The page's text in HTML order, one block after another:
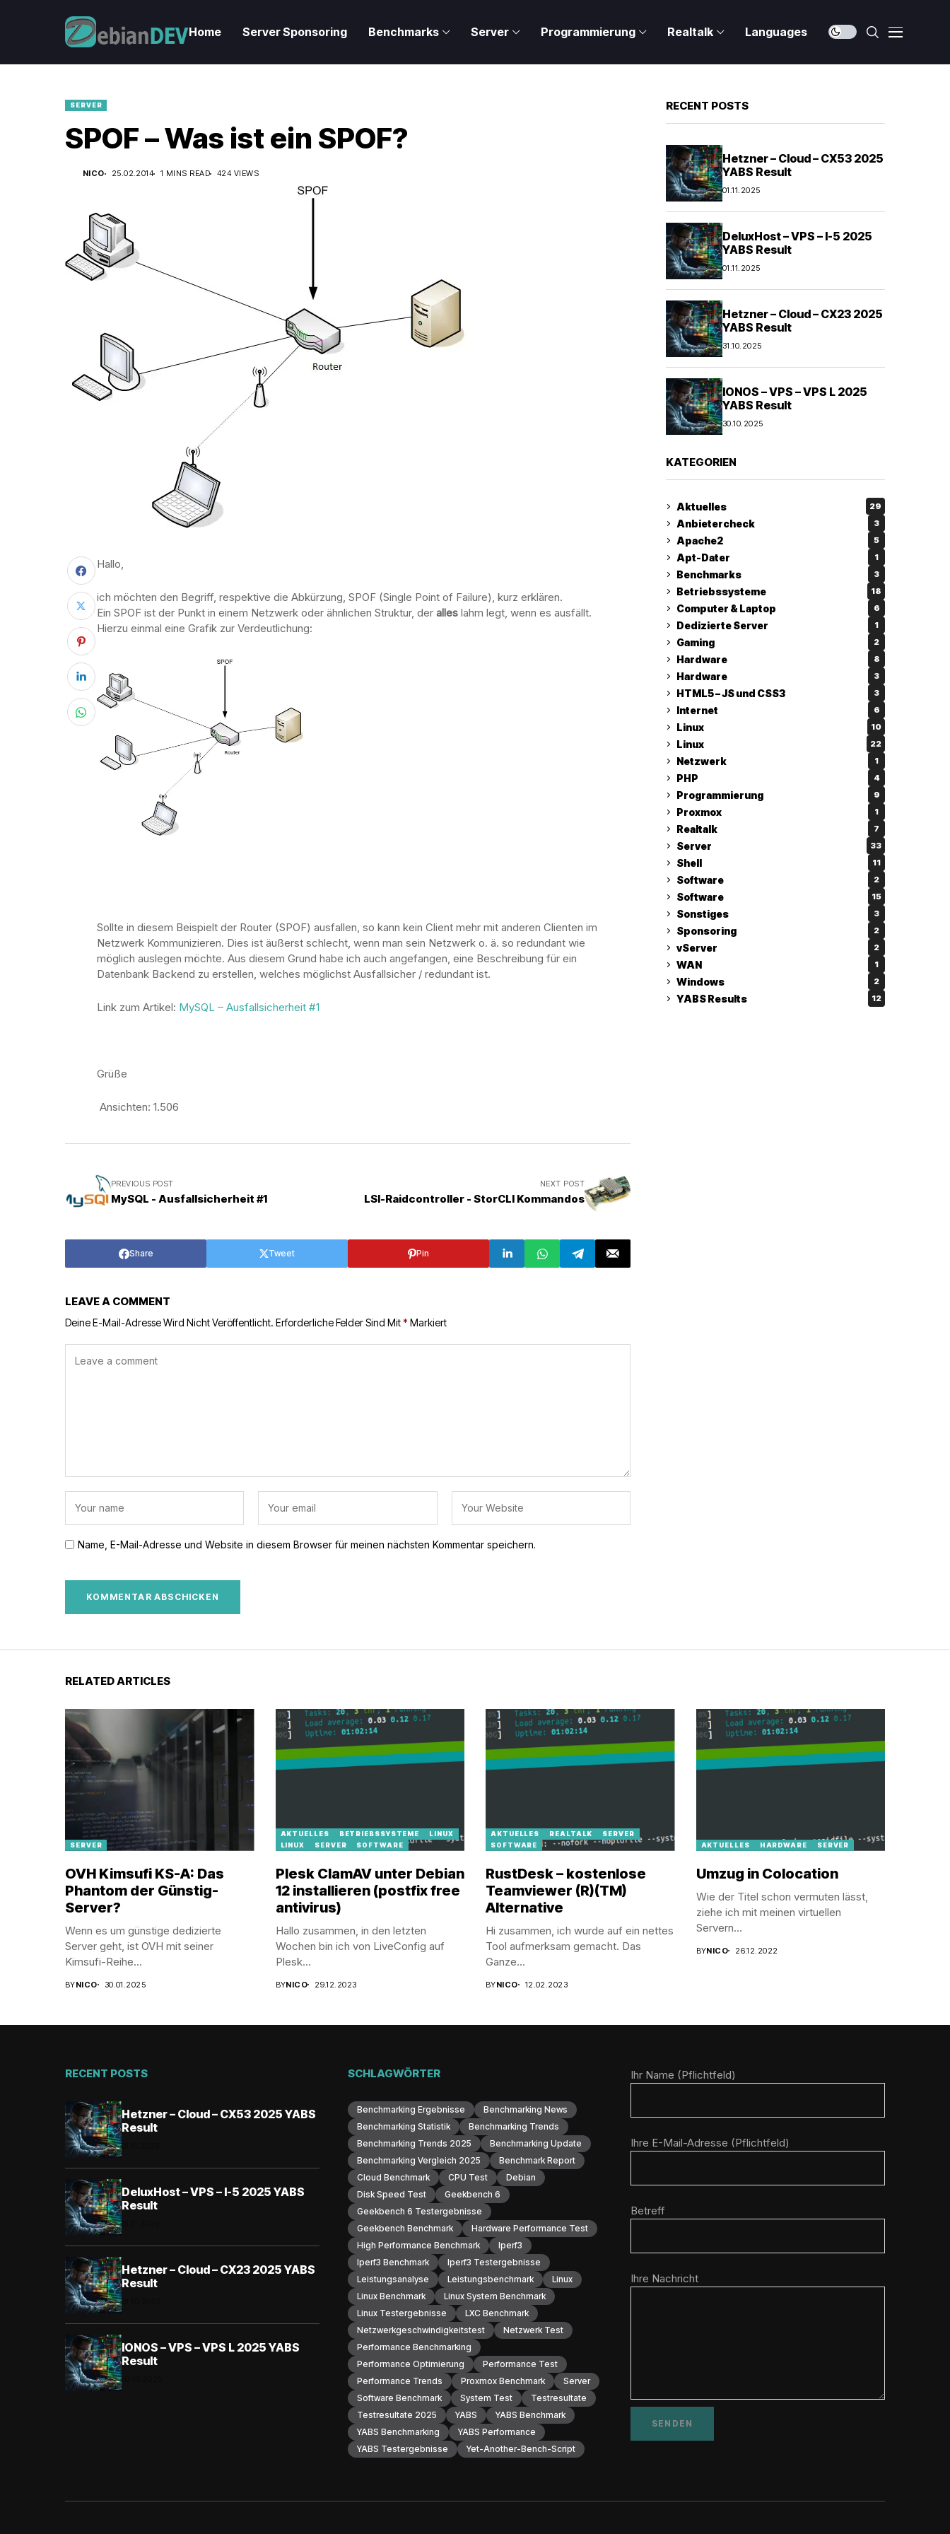
Home Server Sponsoring Benchmarks Server Programmierung Realtalk Languages
SERVER
SPOF – Was ist ein SPOF?
NICO 25.02.2014 1 MINS READ 424 VIEWS
Hallo,
ich möchten den Begriff, respektive die Abkürzung, SPOF (Single Point of Failure), kurz erklären.
Ein SPOF ist der Punkt in einem Netzwerk oder ähnlichen Struktur, der alles lahm legt, wenn es ausfällt.
Hierzu einmal eine Grafik zur Verdeutlichung:
Sollte in diesem Beispielt der Router (SPOF) ausfallen, so kann kein Client mehr mit anderen Clienten im
Netzwerk Kommunizieren. Dies ist äußerst schlecht, wenn man sein Netzwerk o. ä. so redundant wie
möglich auslegen möchte. Aus diesem Grund habe ich auch angefangen, eine Beschreibung für ein
Datenbank Backend zu erstellen, welches möglichst Ausfallsicher / redundant ist.
Link zum Artikel: MySQL – Ausfallsicherheit #1
Grüße
Ansichten: 1.506
PREVIOUS POST
MySQL - Ausfallsicherheit #1
NEXT POST
LSI-Raidcontroller - StorCLI Kommandos
Share Tweet Pin
LEAVE A COMMENT
Deine E-Mail-Adresse Wird Nicht Veröffentlicht. Erforderliche Felder Sind Mit* Markiert
Name, E-Mail-Adresse und Website in diesem Browser für meinen nächsten Kommentar speichern.
RECENT POSTS
Hetzner – Cloud – CX53 2025
YABS Result
01.11.2025
DeluxHost – VPS – I-5 2025
YABS Result
01.11.2025
Hetzner – Cloud – CX23 2025
YABS Result
31.10.2025
IONOS – VPS – VPS L 2025
YABS Result
30.10.2025
KATEGORIEN
Aktuelles 29
Anbietercheck 3
Apache2 5
Apt-Dater 1
Benchmarks 3
Betriebssysteme 18
Computer & Laptop 6
Dedizierte Server 1
Gaming 2
Hardware 8
Hardware 3
HTML5 – JS und CSS3 3
Internet 6
Linux 10
Linux 22
Netzwerk 1
PHP 4
Programmierung 9
Proxmox 1
Realtalk 7
Server 33
Shell 11
Software 2
Software 15
Sonstiges 3
Sponsoring 2
vServer 2
WAN 1
Windows 2
YABS Results 12
RELATED ARTICLES
SERVER
OVH Kimsufi KS-A: Das
Phantom der Günstig-
Server?
Wenn es um günstige dedizierte
Server geht, ist OVH mit seiner
Kimsufi-Reihe...
BYNICO 30.01.2025
AKTUELLES BETRIEBSSYSTEME
LINUX
LINUX
SERVER SOFTWARE
Plesk ClamAV unter Debian
12 installieren (postfix free
antivirus)
Hallo zusammen, in den letzten
Wochen bin ich von LiveConfig auf
Plesk...
BYNICO 29.12.2023
AKTUELLES REALTALK
SERVER
SOFTWARE
RustDesk – kostenlose
Teamviewer (R)(TM)
Alternative
Hi zusammen, ich wurde auf ein nettes
Tool aufmerksam gemacht. Das
Ganze...
BYNICO 12.02.2023
AKTUELLES HARDWARE SERVER
Umzug in Colocation
Wie der Titel schon vermuten lässt,
ziehe ich mit meinen virtuellen
Servern...
BYNICO 26.12.2022
RECENT POSTS
Hetzner – Cloud – CX53 2025 YABS
Result
DeluxHost – VPS – I-5 2025 YABS
Result
Hetzner – Cloud – CX23 2025 YABS
Result
IONOS – VPS – VPS L 2025 YABS
Result
SCHLAGWÖRTER
Benchmarking Ergebnisse
Benchmarking News
Benchmarking Statistik
Benchmarking Trends
Benchmarking Trends 2025
Benchmarking Update
Benchmarking Vergleich 2025
Benchmark Report
Cloud Benchmark
CPU Test
Debian
Disk Speed Test
Geekbench 6
Geekbench 6 Testergebnisse
Geekbench Benchmark
Hardware Performance Test
High Performance Benchmark
Iperf3
Iperf3 Benchmark
Iperf3 Testergebnisse
Leistungsanalyse
Leistungsbenchmark
Linux
Linux Benchmark
Linux System Benchmark
Linux Testergebnisse
LXC Benchmark
Netzwerkgeschwindigkeitstest
Netzwerk Test
Performance Benchmarking
Performance Optimierung
Performance Test
Performance Trends
Proxmox Benchmark
Server
Software Benchmark
System Test
Testresultate
Testresultate 2025
YABS
YABS Benchmark
YABS Benchmarking
YABS Performance
YABS Testergebnisse
Yet-Another-Bench-Script
Ihr Name (Pflichtfeld)
Ihre E-Mail-Adresse (Pflichtfeld)
Betreff
Ihre Nachricht